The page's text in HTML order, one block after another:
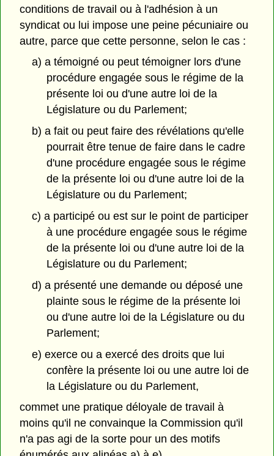
conditions de travail ou à l'adhésion à un
syndicat ou lui impose une peine pécuniaire ou
autre, parce que cette personne, selon le cas :
a) a témoigné ou peut témoigner lors d'une
procédure engagée sous le régime de la
présente loi ou d'une autre loi de la
Législature ou du Parlement;
b) a fait ou peut faire des révélations qu'elle
pourrait être tenue de faire dans le cadre
d'une procédure engagée sous le régime
de la présente loi ou d'une autre loi de la
Législature ou du Parlement;
c) a participé ou est sur le point de participer
à une procédure engagée sous le régime
de la présente loi ou d'une autre loi de la
Législature ou du Parlement;
d) a présenté une demande ou déposé une
plainte sous le régime de la présente loi
ou d'une autre loi de la Législature ou du
Parlement;
e) exerce ou a exercé des droits que lui
confère la présente loi ou une autre loi de
la Législature ou du Parlement,
commet une pratique déloyale de travail à
moins qu'il ne convainque la Commission qu'il
n'a pas agi de la sorte pour un des motifs